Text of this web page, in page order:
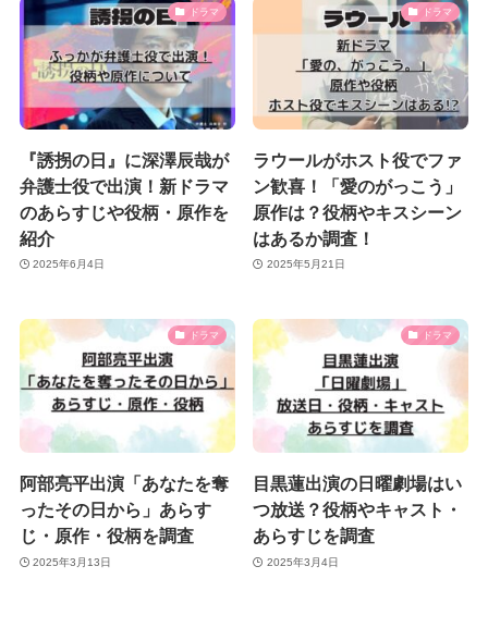
ドラマ
『誘拐の日』に深澤辰哉が
弁護士役で出演！新ドラマ
のあらすじや役柄・原作を
紹介
2025年6月4日
ドラマ
ラウールがホスト役でファ
ン歓喜！「愛のがっこう」
原作は？役柄やキスシーン
はあるか調査！
2025年5月21日
ドラマ
阿部亮平出演「あなたを奪
ったその日から」あらす
じ・原作・役柄を調査
2025年3月13日
ドラマ
目黒蓮出演の日曜劇場はい
つ放送？役柄やキャスト・
あらすじを調査
2025年3月4日